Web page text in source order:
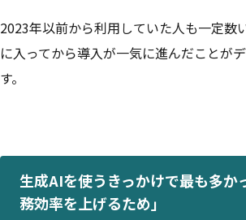
2023年以前から利用していた人も一定数
に入ってから導入が一気に進んだことが
す。
生成AIを使うきっかけで最も多か
務効率を上げるため」